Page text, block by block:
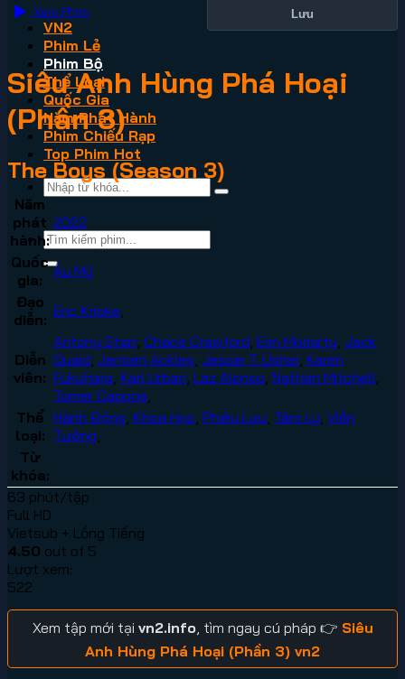
VN2
Phim Lẻ
Phim Bộ
Thể Loại
Quốc Gia
Năm Phát Hành
Phim Chiếu Rạp
Top Phim Hot
Xem Phim Lưu
Siêu Anh Hùng Phá Hoại
(Phần 3)
The Boys (Season 3)
Năm
phát
hành:
2022
Quốc
gia:
Âu Mỹ
Đạo
diễn: Eric Kripke
Diễn
viên:
Antony Starr, Chace Crawford Erin Moriarty Jack
Quaid Jensen Ackles Jessie T. Usher, Karen
Fukuhara Karl Urban Laz Alonso Nathan Mitchell
Tomer Capone
Thể
loại:
Hành Động Khoa Học Phiêu Lưu Tâm Lý Viễn
Tưởng
Từ
khóa:
63 phút/tập
Full HD
Vietsub + Lồng Tiếng
4.50 out of 5
Lượt xem:
522
Xem tập mới tại vn2.info, tìm ngay cú pháp 👉 Siêu
Anh Hùng Phá Hoại (Phần 3) vn2